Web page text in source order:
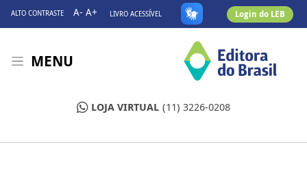
ALTO CONTRASTE A- A+ LIVRO ACESSÍVEL Login do LEB
MENU
LOJA VIRTUAL (11) 3226-0208